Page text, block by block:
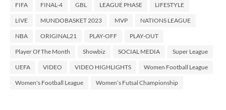
FIFA FINAL-4 GBL LEAGUE PHASE LIFESTYLE
LIVE MUNDOBASKET 2023 MVP NATIONS LEAGUE
NBA ORIGINAL21 PLAY-OFF PLAY-OUT
Player Of The Month Showbiz SOCIAL MEDIA Super League
UEFA VIDEO VIDEO HIGHLIGHTS Women Football League
Women's Football League Women’s Futsal Championship